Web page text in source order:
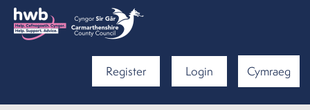
Register Login Cymraeg